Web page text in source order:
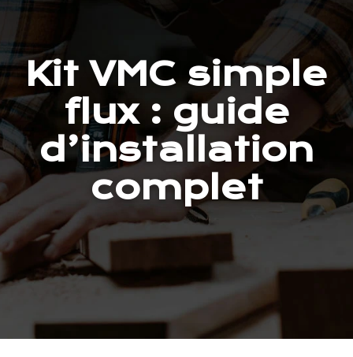
Kit VMC simple
flux : guide
d’installation
complet